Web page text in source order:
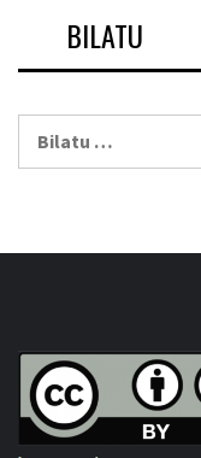
BILATU